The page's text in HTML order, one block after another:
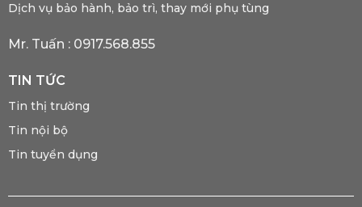
Dịch vụ bảo hành, bảo trì, thay mới phụ tùng
Mr. Tuấn : 0917.568.855
TIN TỨC
Tin thị trường
Tin nội bộ
Tin tuyển dụng